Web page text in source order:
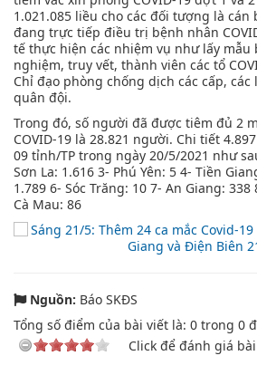
1.021.085 liều cho các đối tượng là cán
đang trực tiếp điều trị bệnh nhân
tế thực hiện các nhiệm vụ như lấy mẫu
nghiệm, truy vết, thành viên các tổ
Chỉ đạo phòng chống dịch các cấp,
quân đội.
Trong đó, số người đã được tiêm đủ 2
COVID-19 là 28.821 người. Chi tiết
09 tỉnh/TP trong ngày 20/5/2021 như
Sơn La: 1.616 3- Phú Yên: 5 4- Tiền
1.789 6- Sóc Trăng: 10 7- An Giang:
Cà Mau: 86
Nguồn: Báo SKĐS
Tổng số điểm của bài viết là: 0 trong 0
Click để đánh giá